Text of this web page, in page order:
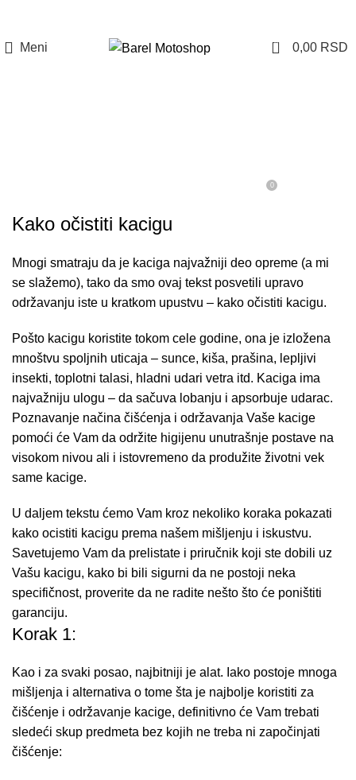
Meni 0 0,00 RSD
0
Kako očistiti kacigu
Mnogi smatraju da je kaciga najvažniji deo opreme (a mi
se slažemo), tako da smo ovaj tekst posvetili upravo
održavanju iste u kratkom upustvu – kako očistiti kacigu.
Pošto kacigu koristite tokom cele godine, ona je izložena
mnoštvu spoljnih uticaja – sunce, kiša, prašina, lepljivi
insekti, toplotni talasi, hladni udari vetra itd. Kaciga ima
najvažniju ulogu – da sačuva lobanju i apsorbuje udarac.
Poznavanje načina čišćenja i održavanja Vaše kacige
pomoći će Vam da održite higijenu unutrašnje postave na
visokom nivou ali i istovremeno da produžite životni vek
same kacige.
U daljem tekstu ćemo Vam kroz nekoliko koraka pokazati
kako ocistiti kacigu prema našem mišljenju i iskustvu.
Savetujemo Vam da prelistate i priručnik koji ste dobili uz
Vašu kacigu, kako bi bili sigurni da ne postoji neka
specifičnost, proverite da ne radite nešto što će poništiti
garanciju.
Korak 1:
Kao i za svaki posao, najbitniji je alat. Iako postoje mnoga
mišljenja i alternativa o tome šta je najbolje koristiti za
čišćenje i održavanje kacige, definitivno će Vam trebati
sledeći skup predmeta bez kojih ne treba ni započinjati
čišćenje: